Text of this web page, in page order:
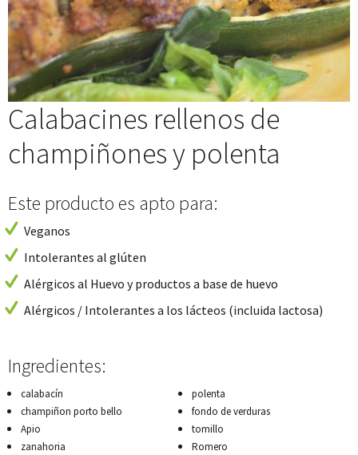
Calabacines rellenos de
champiñones y polenta
Este producto es apto para:
Veganos
Intolerantes al glúten
Alérgicos al Huevo y productos a base de huevo
Alérgicos / Intolerantes a los lácteos (incluida lactosa)
Ingredientes:
calabacín
champiñon porto bello
Apio
zanahoria
polenta
fondo de verduras
tomillo
Romero